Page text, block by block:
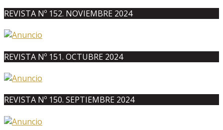
REVISTA Nº 152. NOVIEMBRE 2024
REVISTA Nº 151. OCTUBRE 2024
REVISTA Nº 150. SEPTIEMBRE 2024